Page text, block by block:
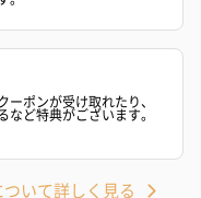
540円）
り〜 3号（864
ポンが受け取れたり、
など特典がございます。
いて詳しく見る